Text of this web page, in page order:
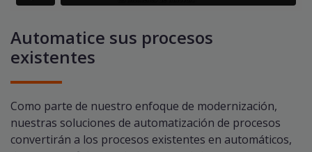
Automatice sus procesos
existentes
Como parte de nuestro enfoque de modernización,
nuestras soluciones de automatización de procesos
convertirán a los procesos existentes en automáticos,